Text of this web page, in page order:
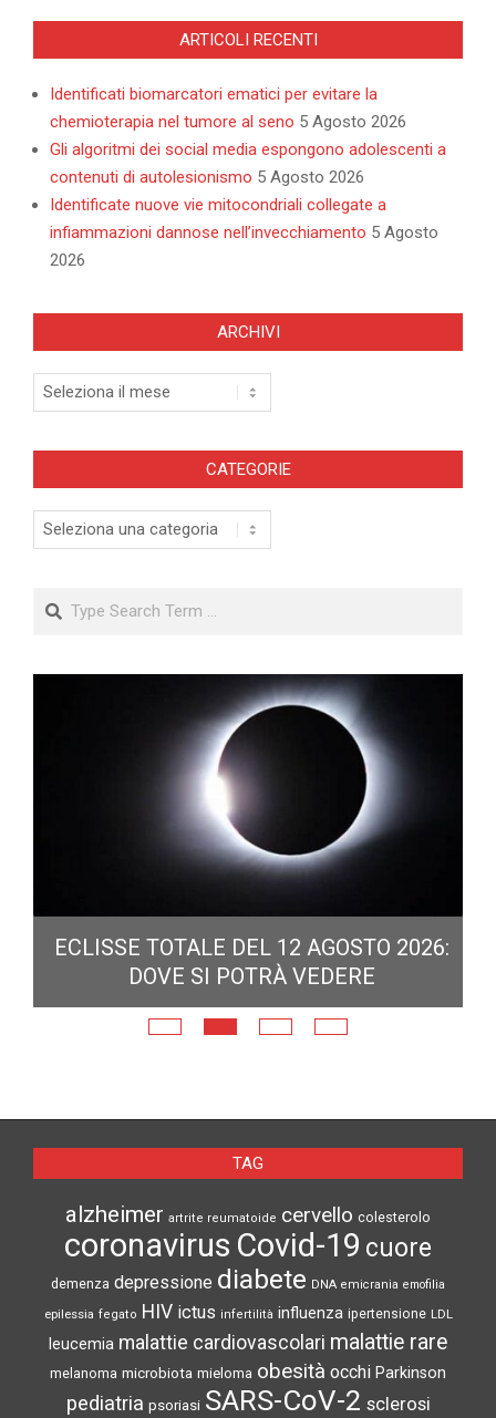
ARTICOLI RECENTI
Identificati biomarcatori ematici per evitare la
chemioterapia nel tumore al seno 5 Agosto 2026
Gli algoritmi dei social media espongono adolescenti a
contenuti di autolesionismo 5 Agosto 2026
Identificate nuove vie mitocondriali collegate a
infiammazioni dannose nell’invecchiamento 5 Agosto
2026
ARCHIVI
Archivi
CATEGORIE
Categorie
Search
ECLISSE TOTALE DEL 12 AGOSTO 2026:
DOVE SI POTRÀ VEDERE
TAG
alzheimer artrite reumatoide cervello colesterolo
coronavirus Covid-19 cuore
demenza depressione diabete DNA emicrania emofilia
epilessia fegato HIV ictus infertilità influenza ipertensione LDL
leucemia malattie cardiovascolari malattie rare
melanoma microbiota mieloma obesità occhi Parkinson
pediatria psoriasi SARS-CoV-2 sclerosi